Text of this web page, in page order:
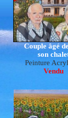
Couple âgé
son
Peinture
Vendu